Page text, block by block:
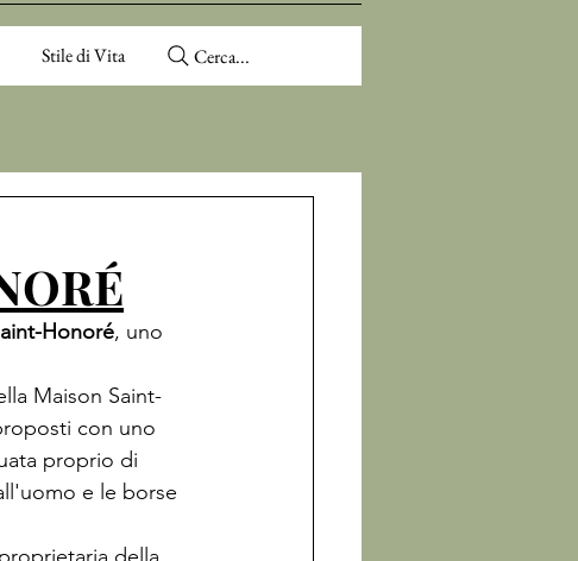
Stile di Vita Cerca...
Honoré, uno
Maison Saint-
con uno
proprio di
e le borse